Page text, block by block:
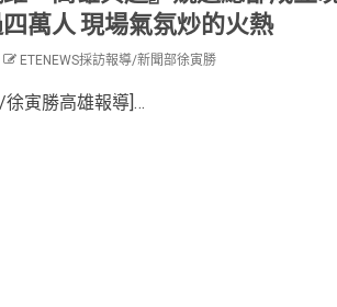
萬人 現場氣氛炒的火熱
ETENEWS採訪報導/新聞部徐寅勝
徐寅勝高雄報導]…